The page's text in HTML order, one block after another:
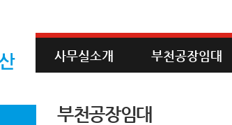
사무실소개 부천공장임대
부천공장임대